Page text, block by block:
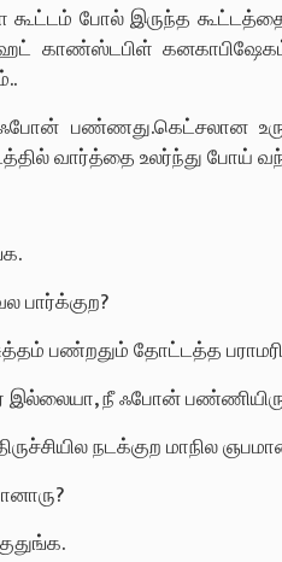
கூட்டம் போல் இருந்த
காண்ஸ்டபிள்
பண்ணது.கெட்சலான
வார்த்தை உலர்ந்து போய்
பார்க்குற?
பண்றதும் தோட்டத்த
இல்லையா, நீ ஃபோன்
நடக்குற மாநில